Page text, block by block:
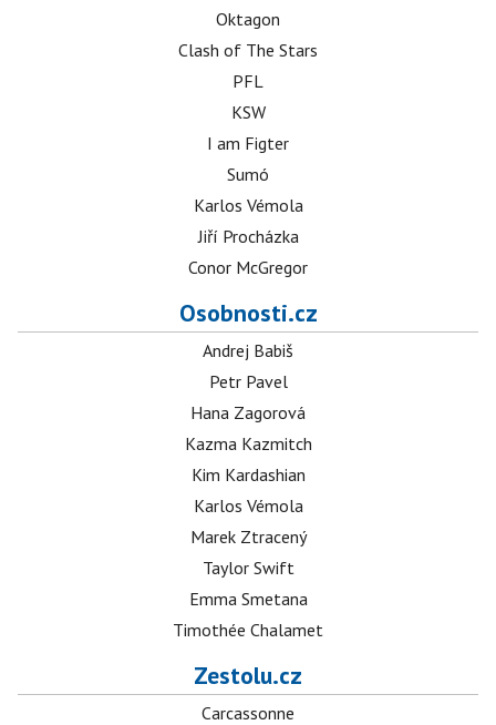
Oktagon
Clash of The Stars
PFL
KSW
I am Figter
Sumó
Karlos Vémola
Jiří Procházka
Conor McGregor
Osobnosti.cz
Andrej Babiš
Petr Pavel
Hana Zagorová
Kazma Kazmitch
Kim Kardashian
Karlos Vémola
Marek Ztracený
Taylor Swift
Emma Smetana
Timothée Chalamet
Zestolu.cz
Carcassonne